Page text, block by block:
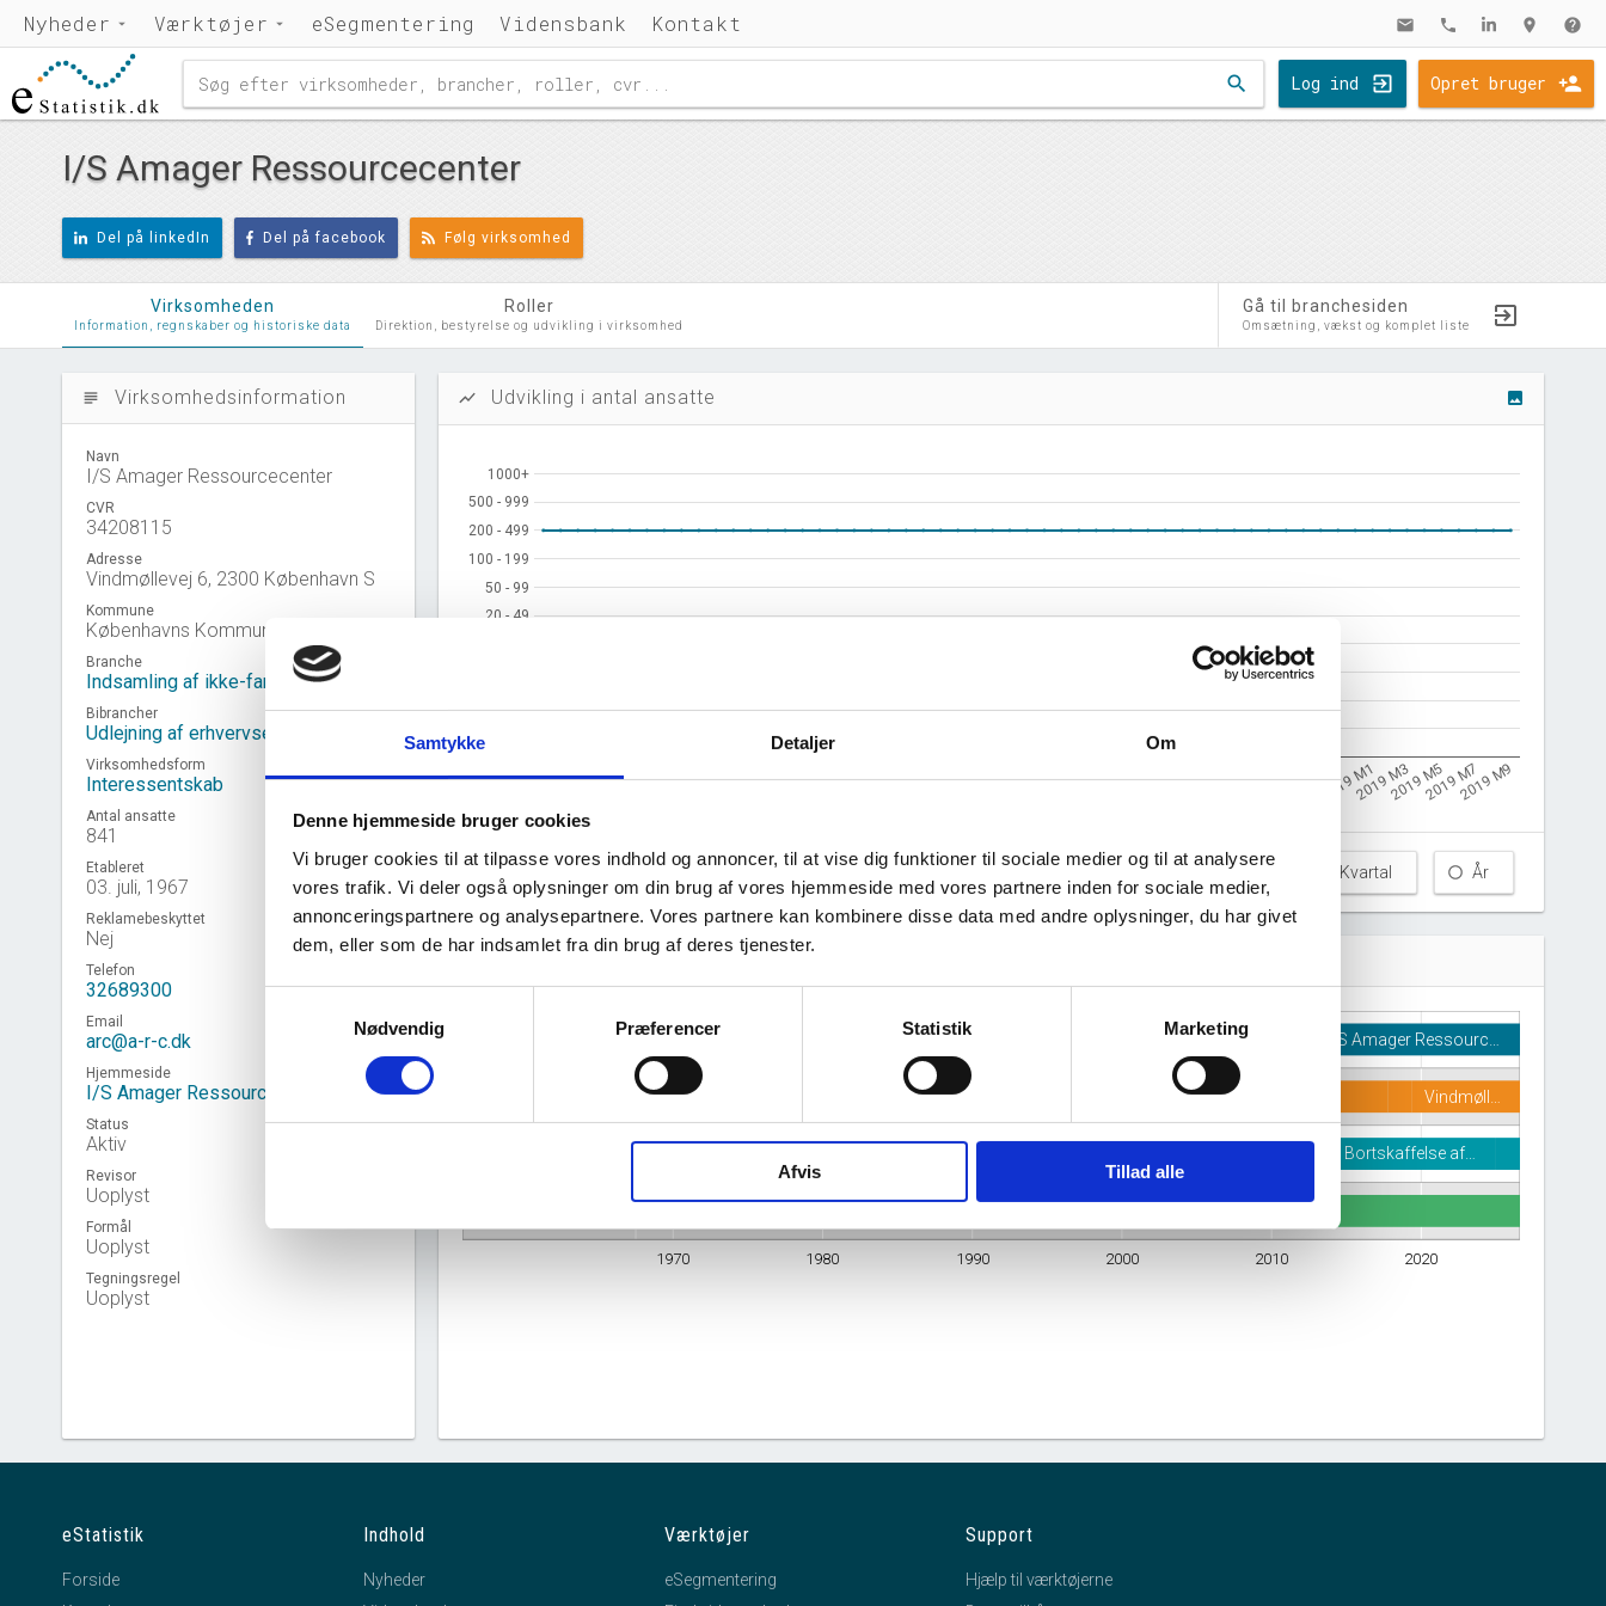
Samtykke Detaljer Om
Denne hjemmeside bruger cookies
Vi bruger cookies til at tilpasse vores indhold og annoncer, til at vise dig funktioner til sociale medier og til at analysere
vores trafik. Vi deler også oplysninger om din brug af vores hjemmeside med vores partnere inden for sociale medier,
annonceringspartnere og analysepartnere. Vores partnere kan kombinere disse data med andre oplysninger, du har givet
dem, eller som de har indsamlet fra din brug af deres tjenester.
Nødvendig
Præferencer Statistik Marketing
Afvis Tillad alle
Nyheder Værktøjer eSegmentering Vidensbank Kontakt mail phone location_on help
search Log ind Opret bruger
I/S Amager Ressourcecenter
Del på linkedIn Del på facebook Følg virksomhed
Virksomheden
Information, regnskaber og historiske data
Roller
Direktion, bestyrelse og udvikling i virksomhed
Gå til branchesiden
Omsætning, vækst og komplet liste
subject Virksomhedsinformation
Navn
I/S Amager Ressourcecenter
CVR
34208115
Adresse
Vindmøllevej 6, 2300 København S
Kommune
Københavns Kommune
Branche
Indsamling af ikke-farligt affald
Bibrancher
Udlejning af erhvervsejendomme
Virksomhedsform
Interessentskab
Antal ansatte
841
Etableret
03. juli, 1967
Reklamebeskyttet
Nej
Telefon
32689300
Email
arc@a-r-c.dk
Hjemmeside
I/S Amager Ressourcecenter
Status
Aktiv
Revisor
Uoplyst
Formål
Uoplyst
Tegningsregel
Uoplyst
show_chart Udvikling i antal ansatte image
2015 M12015 M32015 M52015 M72015 M92015 M112016 M12016 M32016 M52016 M72016 M92016 M112017 M12017 M32017 M52017 M72017 M92017 M112018 M12018 M32018 M52018 M72018 M92018 M112019 M12019 M32019 M52019 M72019 M9
20 - 49
20 - 49
50 - 99
50 - 99
100 - 199
100 - 199
200 - 499
200 - 499
500 - 999
500 - 999
1000+
1000+
Kilde: Udtræk fra CVR.
Måned Kvartal År
Virksomhedshistorik
Navn
1970 1980 1990 2000 2010 2020
I/S AMAGERFORBRÆNDING I/S Amager Ressourc…
Kraftværksvej 31, 2300 København S Vindmøll…
Bortskaffelse af…
eStatistik
Forside
Indhold
Nyheder
Værktøjer
eSegmentering
Support
Hjælp til værktøjerne